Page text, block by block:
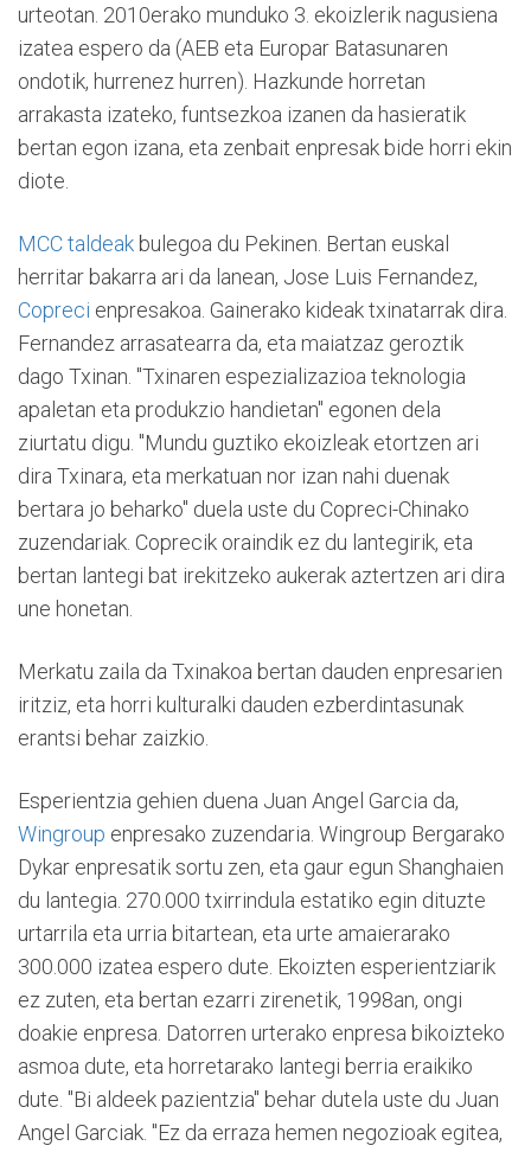
urteotan. 2010erako munduko 3. ekoizlerik nagusiena
izatea espero da (AEB eta Europar Batasunaren
ondotik, hurrenez hurren). Hazkunde horretan
arrakasta izateko, funtsezkoa izanen da hasieratik
bertan egon izana, eta zenbait enpresak bide horri ekin
diote.
MCC taldeak bulegoa du Pekinen. Bertan euskal
herritar bakarra ari da lanean, Jose Luis Fernandez,
Copreci enpresakoa. Gainerako kideak txinatarrak dira.
Fernandez arrasatearra da, eta maiatzaz geroztik
dago Txinan. "Txinaren espezializazioa teknologia
apaletan eta produkzio handietan" egonen dela
ziurtatu digu. "Mundu guztiko ekoizleak etortzen ari
dira Txinara, eta merkatuan nor izan nahi duenak
bertara jo beharko" duela uste du Copreci-Chinako
zuzendariak. Coprecik oraindik ez du lantegirik, eta
bertan lantegi bat irekitzeko aukerak aztertzen ari dira
une honetan.
Merkatu zaila da Txinakoa bertan dauden enpresarien
iritziz, eta horri kulturalki dauden ezberdintasunak
erantsi behar zaizkio.
Esperientzia gehien duena Juan Angel Garcia da,
Wingroup enpresako zuzendaria. Wingroup Bergarako
Dykar enpresatik sortu zen, eta gaur egun Shanghaien
du lantegia. 270.000 txirrindula estatiko egin dituzte
urtarrila eta urria bitartean, eta urte amaierarako
300.000 izatea espero dute. Ekoizten esperientziarik
ez zuten, eta bertan ezarri zirenetik, 1998an, ongi
doakie enpresa. Datorren urterako enpresa bikoizteko
asmoa dute, eta horretarako lantegi berria eraikiko
dute. "Bi aldeek pazientzia" behar dutela uste du Juan
Angel Garciak. "Ez da erraza hemen negozioak egitea,